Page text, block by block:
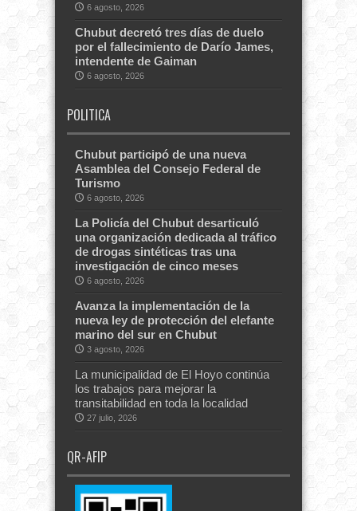
6 agosto, 2026
Chubut decretó tres días de duelo
por el fallecimiento de Darío James,
intendente de Gaiman
6 agosto, 2026
POLITICA
Chubut participó de una nueva
Asamblea del Consejo Federal de
Turismo
6 agosto, 2026
La Policía del Chubut desarticuló
una organización dedicada al tráfico
de drogas sintéticas tras una
investigación de cinco meses
6 agosto, 2026
Avanza la implementación de la
nueva ley de protección del elefante
marino del sur en Chubut
3 agosto, 2026
La municipalidad de El Hoyo continúa
los trabajos para mejorar la
transitabilidad en toda la localidad
27 julio, 2026
QR-AFIP